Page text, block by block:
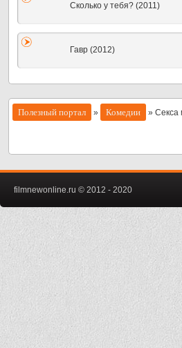
Сколько у тебя? (2011)
Гавр (2012)
Полезный портал » Комедии » Секса
filmnewonline.ru © 2012 - 2020